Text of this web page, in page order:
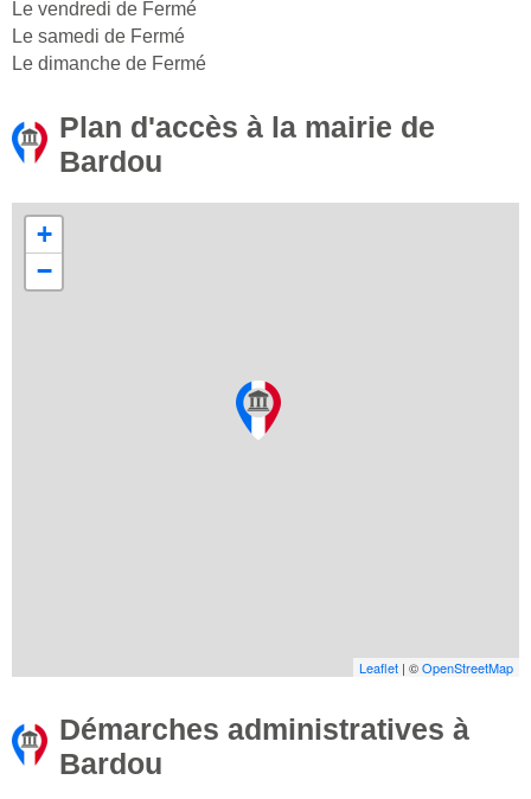
Le vendredi de Fermé
Le samedi de Fermé
Le dimanche de Fermé
Plan d'accès à la mairie de
Bardou
+
−
Leaflet | ©OpenStreetMap
Démarches administratives à
Bardou